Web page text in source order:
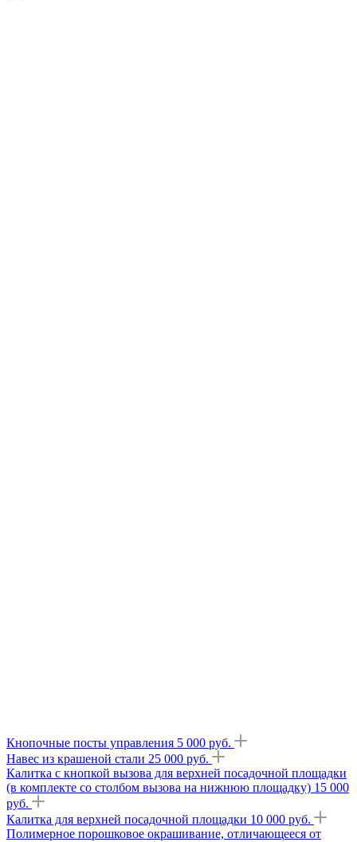
Кнопочные посты управления 5 000 руб.
Навес из крашеной стали 25 000 руб.
Калитка с кнопкой вызова для верхней посадочной площадки
(в комплекте со столбом вызова на нижнюю площадку) 15 000
руб.
Калитка для верхней посадочной площадки 10 000 руб.
Полимерное порошковое окрашивание, отличающееся от